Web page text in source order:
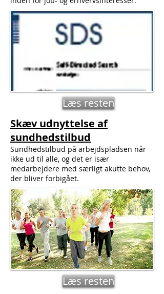
Læs resten
Skæv udnyttelse af
sundhedstilbud
Sundhedstilbud på arbejdspladsen når
ikke ud til alle, og det er især
medarbejdere med særligt akutte behov,
der bliver forbigået.
Læs resten